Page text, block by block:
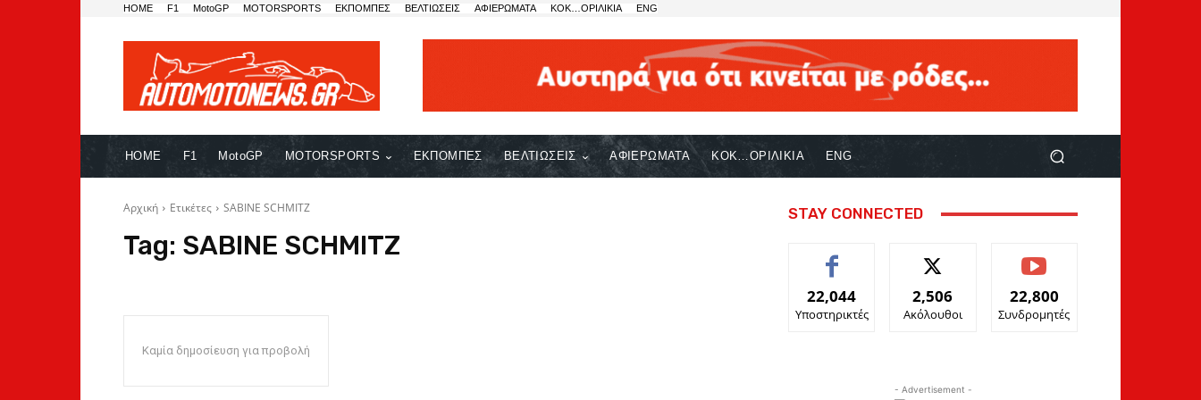
HOME F1 MotoGP MOTORSPORTS ΕΚΠΟΜΠΕΣ ΒΕΛΤΙΩΣΕΙΣ ΑΦΙΕΡΩΜΑΤΑ ΚΟΚ…ΟΡΙΛΙΚΙΑ ENG
HOME F1 MotoGP MOTORSPORTS ΕΚΠΟΜΠΕΣ ΒΕΛΤΙΩΣΕΙΣ ΑΦΙΕΡΩΜΑΤΑ ΚΟΚ…ΟΡΙΛΙΚΙΑ ENG
Αρχική Ετικέτες SABINE SCHMITZ
Tag: SABINE SCHMITZ
Καμία δημοσίευση για προβολή
STAY CONNECTED
22,044
Υποστηρικτές
2,506
Ακόλουθοι
22,800
Συνδρομητές
- Advertisement -